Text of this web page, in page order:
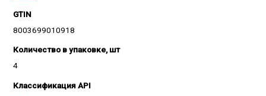
GTIN
8003699010918
Количество в упаковке, шт
4
Классификация API